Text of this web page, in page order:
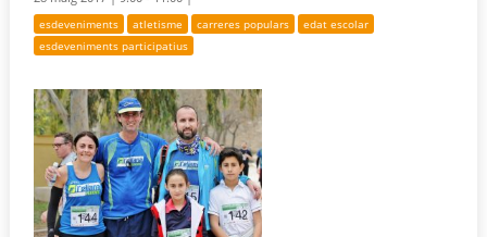
esdeveniments atletisme carreres populars
edat escolar
esdeveniments participatius